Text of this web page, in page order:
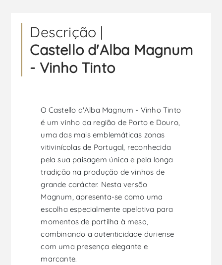
Descrição |
Castello d'Alba Magnum
- Vinho Tinto
O Castello d'Alba Magnum - Vinho Tinto
é um vinho da região de Porto e Douro,
uma das mais emblemáticas zonas
vitivinícolas de Portugal, reconhecida
pela sua paisagem única e pela longa
tradição na produção de vinhos de
grande carácter. Nesta versão
Magnum, apresenta-se como uma
escolha especialmente apelativa para
momentos de partilha à mesa,
combinando a autenticidade duriense
com uma presença elegante e
marcante.